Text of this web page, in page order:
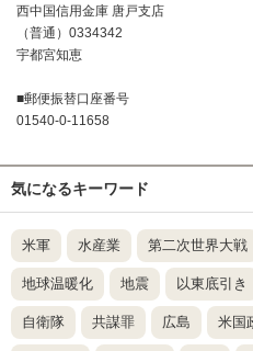
西中国信用金庫 唐戸支店
（普通）0334342
宇都宮知恵
■郵便振替口座番号
01540-0-11658
気になるキーワード
米軍 水産業 第二次世界大戦
地球温暖化 地震 以東底引き
自衛隊 共謀罪 広島 米国